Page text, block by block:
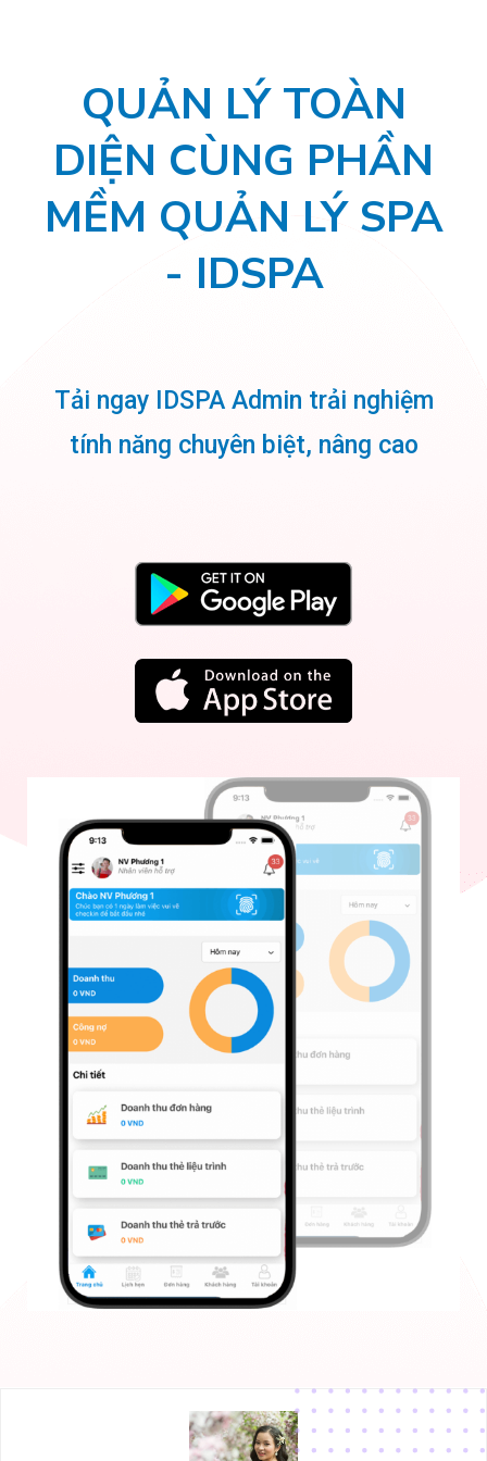
QUẢN LÝ TOÀN
DIỆN CÙNG PHẦN
MỀM QUẢN LÝ SPA
- IDSPA
Tải ngay IDSPA Admin trải nghiệm
tính năng chuyên biệt, nâng cao